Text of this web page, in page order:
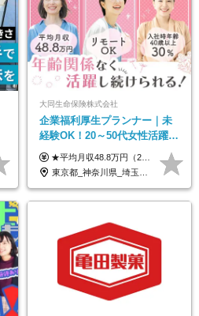
大同生命保険株式会社
企業福利厚生プランナー｜未
経験OK！20～50代女性活躍｜
リモートOK｜平均月収48.8万
｜子育て＆介護支援◎
★平均月収48.8万円（2025年度実績） ★安心の固定給＋賞与年2回＋インセンティブ！手当も充実 月給21万円～23万円＋諸手当＋インセンティブ＋賞与年2回 ※給与は年間平均の税込定例給与です。賞与は含みません。 ※約3週間の研修期間中は日当8000円を支給いたします。 ※試用期間6ヵ月あり（期間中の条件変更なし） ◆東京・神奈川・千葉・埼玉・愛知（一部）・京都・大阪・兵庫（一部）：月給23万円以上 ◆静岡（一部）・三重・岐阜：月給22万円以上 ◆上記以外の地域：月給21万円以上
東京都_神奈川県_埼玉県_千葉県_大阪府_愛知県_北海道_青森県_岩手県_宮城県_秋田県_山形県_福島県_茨城県_栃木県_群馬県_新潟県_山梨県_長野県_富山県_石川県_福井県_静岡県_岐阜県_三重県_兵庫県_京都府_滋賀県_奈良県_和歌山県_広島県_岡山県_鳥取県_島根県_山口県_徳島県_香川県_愛媛県_高知県_福岡県_熊本県_佐賀県_長崎県_大分県_宮崎県_鹿児島県_沖縄県